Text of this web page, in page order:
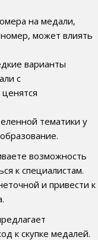
на медали,
может влиять
варианты
с
тематики у
возможность
к специалистам.
и привести к
к скупке медалей.